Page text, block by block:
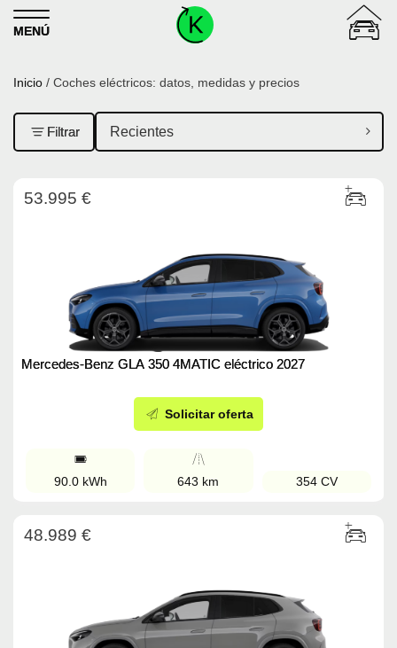
Skip to content
MENÚ
Inicio / Coches eléctricos: datos, medidas y precios
Filtrar
53.995 €
Mercedes-Benz GLA 350 4MATIC eléctrico 2027
Solicitar oferta
90.0 kWh 643 km 354 CV
48.989 €